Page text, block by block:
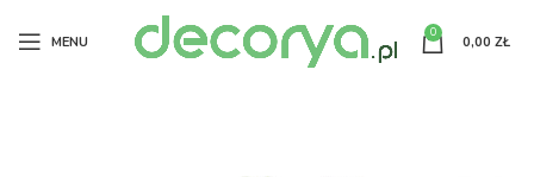
MENU
0
0,00 ZŁ